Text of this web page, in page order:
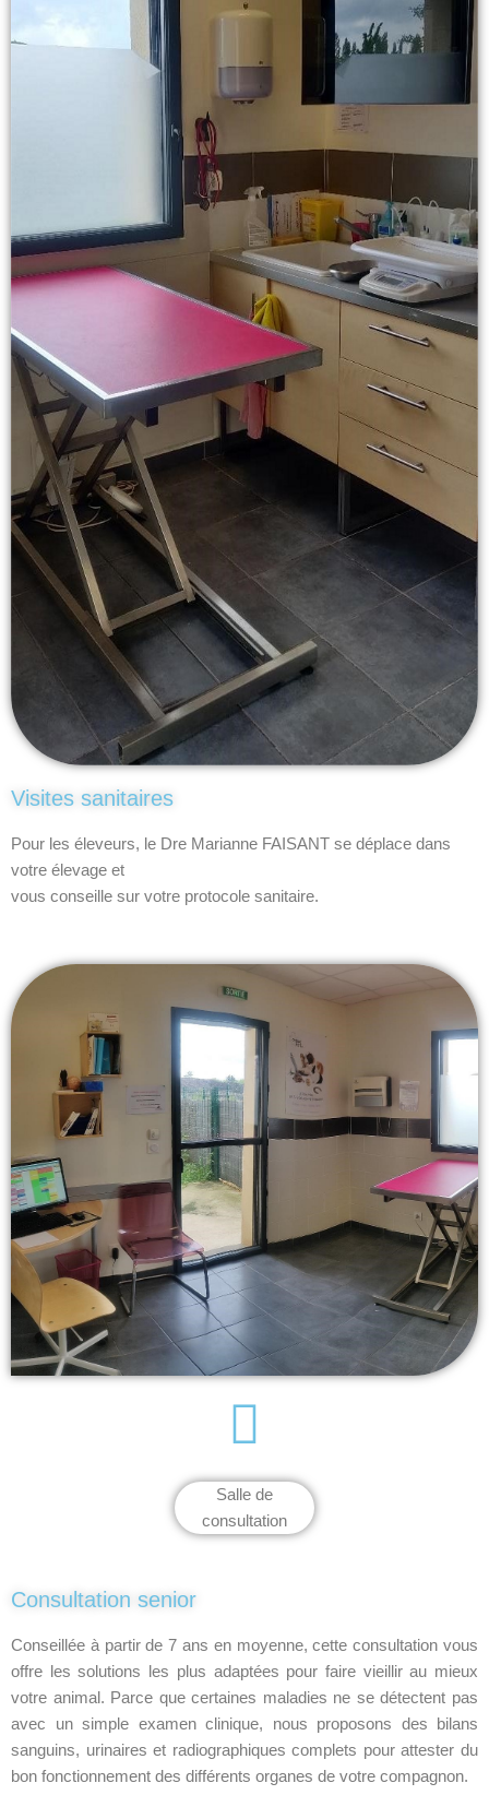
Visites sanitaires
Pour les éleveurs, le Dre Marianne FAISANT se déplace dans
votre élevage et
vous conseille sur votre protocole sanitaire.
Salle de
consultation
Consultation senior
Conseillée à partir de 7 ans en moyenne, cette consultation vous
offre les solutions les plus adaptées pour faire vieillir au mieux
votre animal. Parce que certaines maladies ne se détectent pas
avec un simple examen clinique, nous proposons des bilans
sanguins, urinaires et radiographiques complets pour attester du
bon fonctionnement des différents organes de votre compagnon.